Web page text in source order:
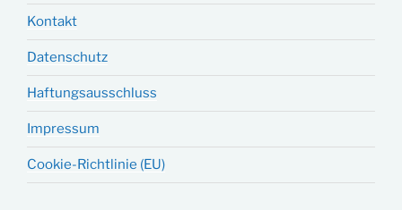
Kontakt
Datenschutz
Haftungsausschluss
Impressum
Cookie-Richtlinie (EU)